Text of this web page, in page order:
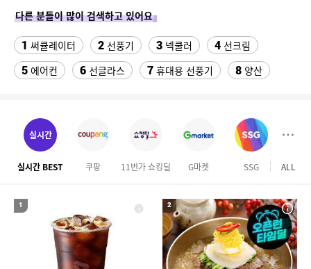
다른 분들이 많이 검색하고 있어요
1 써큘레이터 2 선풍기 3 넥쿨러 4 선크림
5 에어컨 6 선글라스 7 휴대용 선풍기 8 양산
12 팔찌부자재
14 롯데월드 자유이용권 16 엄마옷
17 엘칸토 18 19 슬리퍼 ALL
실시간
실시간 BEST 쿠팡 11번가 쇼킹딜 G마켓 SSG GS
1 2